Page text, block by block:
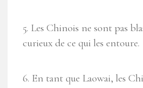
5. Les Chinois ne sont pas
curieux de ce qui les entoure.
6. En tant que Laowai, les